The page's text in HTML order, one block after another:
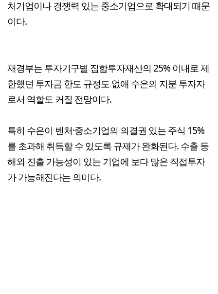
처기업이나 경쟁력 있는 중소기업으로 확대되기 때문
이다.
재경부는 투자기구별 집합투자재산의 25% 이내로 제
한했던 투자금 한도 규정도 없애 수은의 지분 투자자
로서 역할도 커질 전망이다.
특히 수은이 벤처·중소기업의 의결권 있는 주식 15%
를 초과해 취득할 수 있도록 규제가 완화된다. 수출 등
해외 진출 가능성이 있는 기업에 보다 많은 직접투자
가 가능해진다는 의미다.